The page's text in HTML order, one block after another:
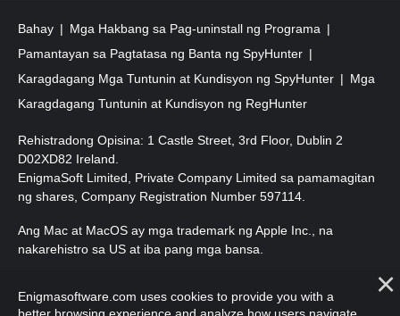
Bahay
Mga Hakbang sa Pag-uninstall ng Programa
Pamantayan sa Pagtatasa ng Banta ng SpyHunter
Karagdagang Mga Tuntunin at Kundisyon ng SpyHunter
Mga
Karagdagang Tuntunin at Kundisyon ng RegHunter
Rehistradong Opisina: 1 Castle Street, 3rd Floor, Dublin 2
D02XD82 Ireland.
EnigmaSoft Limited, Private Company Limited sa pamamagitan
ng shares, Company Registration Number 597114.
Ang Mac at MacOS ay mga trademark ng Apple Inc., na
nakarehistro sa US at iba pang mga bansa.
Nakalaan.
Enigmasoftware.com uses cookies to provide you with a